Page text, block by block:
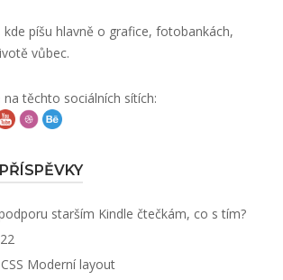
píšu hlavně o grafice, fotobankách,
vůbec.
těchto sociálních sítích:
starším Kindle čtečkám, co s tím?
Moderní layout